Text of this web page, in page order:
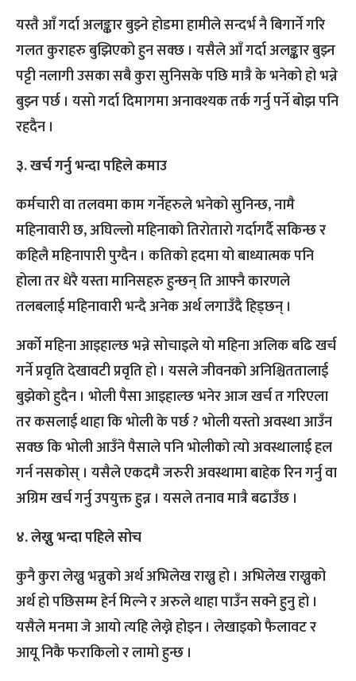
यस्तै आँ गर्दा अलङ्कार बुझ्ने होडमा हामीले सन्दर्भ नै बिगार्ने गरि
गलत कुराहरु बुझिएको हुन सक्छ । यसैले आँ गर्दा अलङ्कार बुझ्न
पट्टी नलागी उसका सबै कुरा सुनिसके पछि मात्रै के भनेको हो भन्ने
बुझ्न पर्छ । यसो गर्दा दिमागमा अनावश्यक तर्क गर्नु पर्ने बोझ पनि
रहदैन ।
३. खर्च गर्नु भन्दा पहिले कमाउ
कर्मचारी वा तलवमा काम गर्नेहरुले भनेको सुनिन्छ, नामै
महिनावारी छ, अघिल्लो महिनाको तिरोतारो गर्दागर्दै सकिन्छ र
कहिलै महिनापारी पुग्दैन । कतिको हदमा यो बाध्यात्मक पनि
होला तर धेरै यस्ता मानिसहरु हुन्छन् ति आफ्नै कारणले
तलबलाई महिनावारी भन्दै अनेक अर्थ लगाउँदै हिड्छन् ।
अर्को महिना आइहाल्छ भन्ने सोचाइले यो महिना अलिक बढि खर्च
गर्ने प्रवृति देखावटी प्रवृति हो । यसले जीवनको अनिश्चिततालाई
बुझेको हुदैन । भोली पैसा आइहाल्छ भनेर आज खर्च त गरिएला
तर कसलाई थाहा कि भोली के पर्छ ? भोली यस्तो अवस्था आउँन
सक्छ कि भोली आउँने पैसाले पनि भोलीको त्यो अवस्थालाई हल
गर्न नसकोस् । यसैले एकदमै जरुरी अवस्थामा बाहेक रिन गर्नु वा
अग्रिम खर्च गर्नु उपयुक्त हुन्न । यसले तनाव मात्रै बढाउँछ ।
४. लेख्नु भन्दा पहिले सोच
कुनै कुरा लेख्नु भन्नुको अर्थ अभिलेख राख्नु हो । अभिलेख राख्नुको
अर्थ हो पछिसम्म हेर्न मिल्ने र अरुले थाहा पाउँन सक्ने हुनु हो ।
यसैले मनमा जे आयो त्यहि लेख्ने होइन । लेखाइको फैलावट र
आयू निकै फराकिलो र लामो हुन्छ ।